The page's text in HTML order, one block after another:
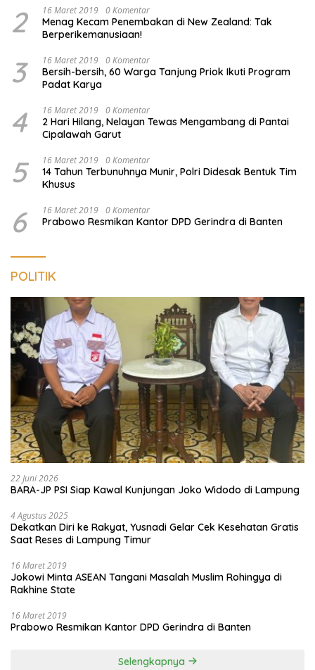
2 16 Maret 2019 0 Komentar
Menag Kecam Penembakan di New Zealand: Tak
Berperikemanusiaan!
3 16 Maret 2019 0 Komentar
Bersih-bersih, 60 Warga Tanjung Priok Ikuti Program
Padat Karya
4 16 Maret 2019 0 Komentar
2 Hari Hilang, Nelayan Tewas Mengambang di Pantai
Cipalawah Garut
5 16 Maret 2019 0 Komentar
14 Tahun Terbunuhnya Munir, Polri Didesak Bentuk Tim
Khusus
6 16 Maret 2019 0 Komentar
Prabowo Resmikan Kantor DPD Gerindra di Banten
POLITIK
22 Juni 2026
BARA-JP PSI Siap Kawal Kunjungan Joko Widodo di Lampung
4 Agustus 2025
Dekatkan Diri ke Rakyat, Yusnadi Gelar Cek Kesehatan Gratis
Saat Reses di Lampung Timur
16 Maret 2019
Jokowi Minta ASEAN Tangani Masalah Muslim Rohingya di
Rakhine State
16 Maret 2019
Prabowo Resmikan Kantor DPD Gerindra di Banten
Selengkapnya